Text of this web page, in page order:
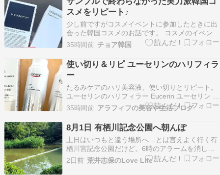
「ケシミン」。どちらも1,00…
スメをリピート♪
少し前ですがコスメイベントに参加したときに出
会った韓国コスメのお話です。 コスメのイベント
に参加すると新商品や人気アイテムを試すことが
できるのと 今まで知らなかったコスメにも出会え
るのも楽しみの一つです。 その中でも特に印象に
残ったのがシートマスク sbedt 偶然、前に並ん
で…
35時間前 チョア韓国
使い切り＆リピ ユーセリンのハリフィラ
ー
たるみケアのハリ美容液、使い切りとリピート。
ユーセリンのハリフィラー Eucerin ユーセリン ハ
リフィラー バクチライズセラム 本体 40ml 美容
液 ハリ つやAmazon（アマゾン）8,800円 いつも
箱ちゃんと読まずにすぐ捨てちゃうんだけど、改
めて読んでみたら、「化…
35時間前 アラフィフの美容や生活ブログ
8月1日 有栖川記念公園へ朝んぽ
土日はいつもと違う場所へ…とは言えよく行く有
栖川宮記念公園だけど。6時のアラームを消して
二度寝。7時に公園へ。坂道を登りたかったのだ
けど、アスファルトの暑さにめげて公園をぐるぐ
2日前 荒井志保のLove Life